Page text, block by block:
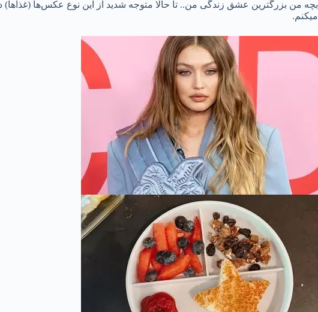
بچه من بزرگترین عشق زندگی من.. تا حالا متوجه شدید از این نوع عکس‌ها (غذاها)
میکنم.